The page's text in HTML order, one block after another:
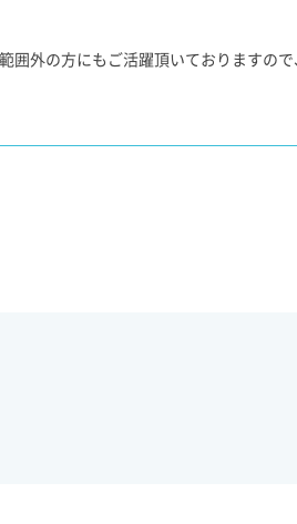
囲外の方にもご活躍頂いておりますの